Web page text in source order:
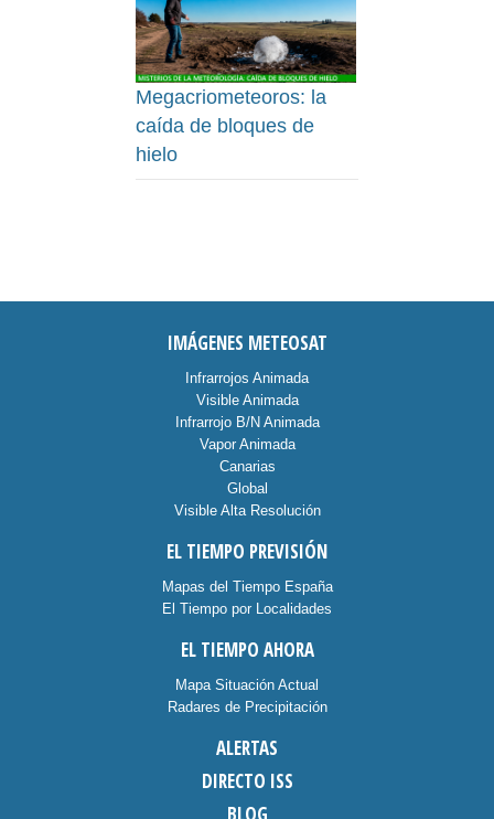
Megacriometeoros: la
caída de bloques de
hielo
IMÁGENES METEOSAT
Infrarrojos Animada
Visible Animada
Infrarrojo B/N Animada
Vapor Animada
Canarias
Global
Visible Alta Resolución
EL TIEMPO PREVISIÓN
Mapas del Tiempo España
El Tiempo por Localidades
EL TIEMPO AHORA
Mapa Situación Actual
Radares de Precipitación
ALERTAS
DIRECTO ISS